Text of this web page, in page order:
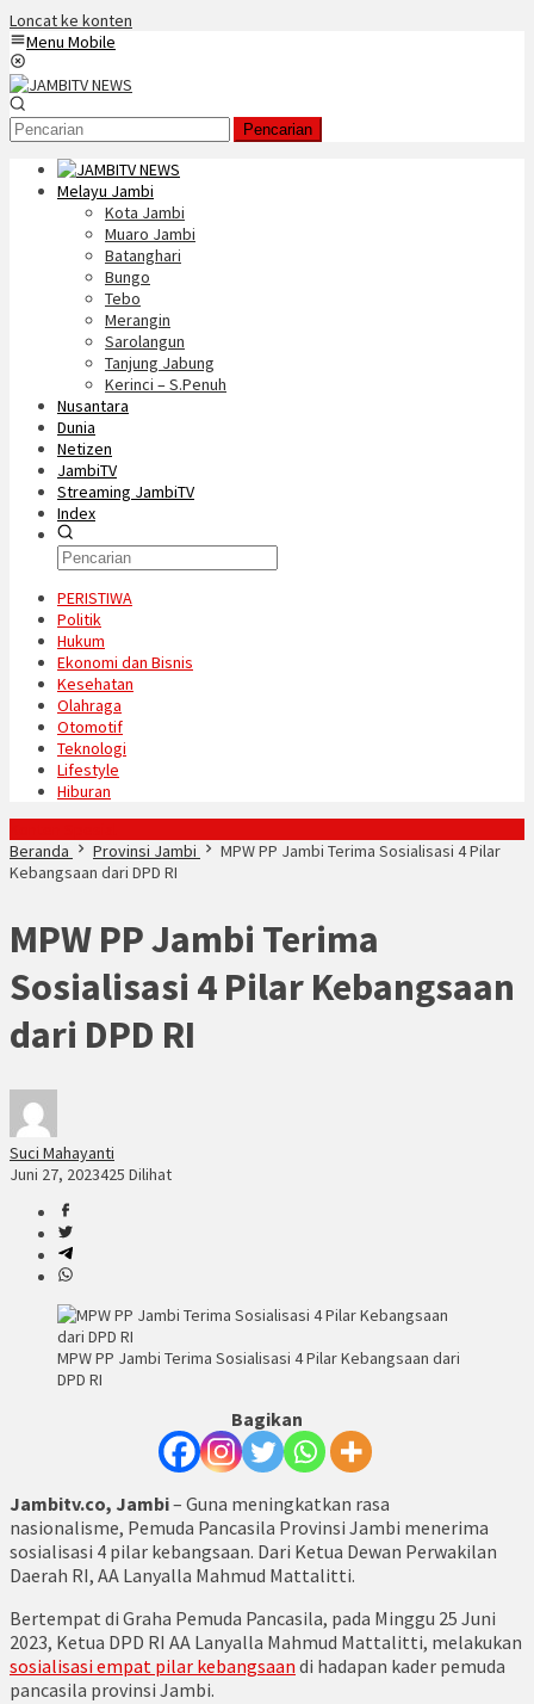
Loncat ke konten
Menu Mobile
Pencarian
Melayu Jambi
Kota Jambi
Muaro Jambi
Batanghari
Bungo
Tebo
Merangin
Sarolangun
Tanjung Jabung
Kerinci – S.Penuh
Nusantara
Dunia
Netizen
JambiTV
Streaming JambiTV
Index
PERISTIWA
Politik
Hukum
Ekonomi dan Bisnis
Kesehatan
Olahraga
Otomotif
Teknologi
Lifestyle
Hiburan
Beranda
Provinsi Jambi
MPW PP Jambi Terima Sosialisasi 4 Pilar
Kebangsaan dari DPD RI
MPW PP Jambi Terima
Sosialisasi 4 Pilar Kebangsaan
dari DPD RI
Suci Mahayanti
Juni 27, 2023425 Dilihat
MPW PP Jambi Terima Sosialisasi 4 Pilar Kebangsaan dari
DPD RI
Bagikan
Jambitv.co, Jambi– Guna meningkatkan rasa
nasionalisme, Pemuda Pancasila Provinsi Jambi menerima
sosialisasi 4 pilar kebangsaan. Dari Ketua Dewan Perwakilan
Daerah RI, AA Lanyalla Mahmud Mattalitti.
Bertempat di Graha Pemuda Pancasila, pada Minggu 25 Juni
2023, Ketua DPD RI AA Lanyalla Mahmud Mattalitti, melakukan
sosialisasi empat pilar kebangsaan di hadapan kader pemuda
pancasila provinsi Jambi.